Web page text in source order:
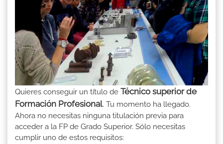
Quieres conseguir un título de Técnico superior de
Formación Profesional. Tu momento ha llegado.
Ahora no necesitas ninguna titulación previa para
acceder a la FP de Grado Superior. Sólo necesitas
cumplir uno de estos requisitos: